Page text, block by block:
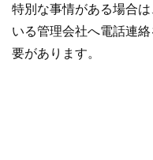
特別な事情がある場合
いる管理会社へ電話連
要があります。